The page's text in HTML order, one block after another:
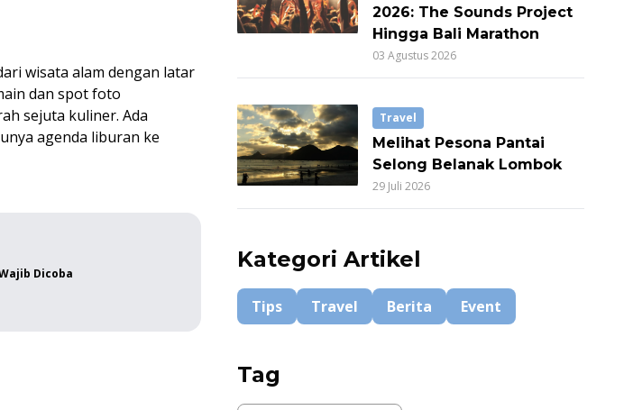
wisata alam dengan latar
dan spot foto
sejuta kuliner. Ada
agenda liburan ke
Dicoba
2026: The Sounds Project
Hingga Bali Marathon
03 Agustus 2026
Travel
Melihat Pesona Pantai
Selong Belanak Lombok
29 Juli 2026
Kategori Artikel
Tips Travel Berita Event
Tag